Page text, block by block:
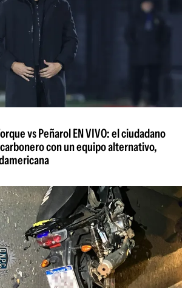
vs Peñarol EN VIVO: el ciudadano
con un equipo alternativo,